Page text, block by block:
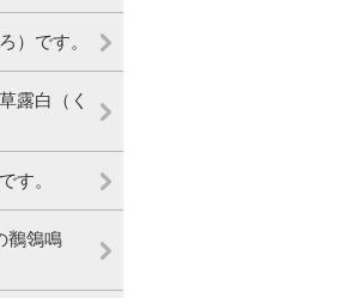
）です。
露白（く
す。
鶺鴒鳴